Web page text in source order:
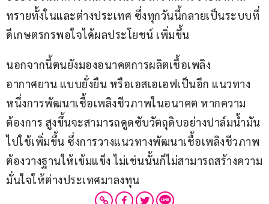
ทรายทั้งในและต่างประเทศ ซึ่งทุกวันนี้กลายเป็นระบบที่
ดีเกษตรกรพอใจได้ผลประโยชน์ เพิ่มขึ้น
นอกจากนี้ตนยังมองอนาคตการผลิตเชื้อเพลิง
อากาศยาน แบบยั่งยืน หรือเอสเอเอฟเป็นอีก แนวทาง
หนึ่งการพัฒนาเชื้อเพลิงชีวภาพในอนาคต หากความ
ต้องการ สูงขึ้นจะสามารถดูดซับวัตถุดิบอย่างปาล์มน้ำมัน
ไปใช้เพิ่มขึ้น ซึ่งการวางแนวทางพัฒนาเชื้อเพลิงชีวภาพ
ต้องวางฐานให้เข้มแข็ง ไม่เช่นนั้นก็ไม่สามารถสร้างความ
มั่นใจให้ต่างประเทศมาลงทุน